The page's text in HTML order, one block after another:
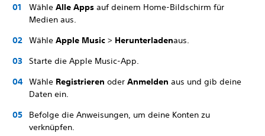
Wähle Alle Apps auf deinem Home-Bildschirm für
Medien aus.
Wähle Apple Music > Herunterladenaus.
Starte die Apple Music-App.
Wähle Registrieren oder Anmelden aus und gib deine
Daten ein.
Befolge die Anweisungen, um deine Konten zu
verknüpfen.